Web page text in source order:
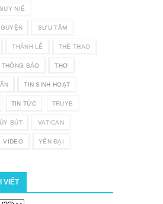
SUY NIÊ
SƯU TẦM
THÁNH LỄ THỂ THAO
THÔNG BÁO THƠ
TIN SINH HOẠT
TIN TỨC TRUYE
BÚT VATICAN
VIDEO YÊN ĐẠI
VIẾT